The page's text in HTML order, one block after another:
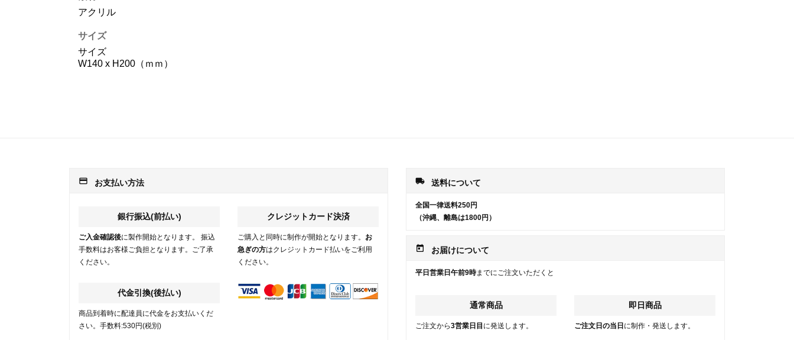
アクリル
サイズ
サイズ
W140 x H200（ｍｍ）
payment お支払い方法
銀行振込(前払い)
ご入金確認後に製作開始となります。 振込
手数料はお客様ご負担となります。ご了承
ください。
代金引換(後払い)
商品到着時に配達員に代金をお支払いくだ
さい。手数料:530円(税別)
クレジットカード決済
ご購入と同時に制作が開始となります。 お
急ぎの方はクレジットカード払いをご利用
ください。
local_shipping 送料について
全国一律送料250円
（沖縄、離島は1800円）
today お届けについて
平日営業日午前9時までにご注文いただくと
通常商品
ご注文から3営業日目 に発送します。
即日商品
ご注文日の当日 に制作・発送します。